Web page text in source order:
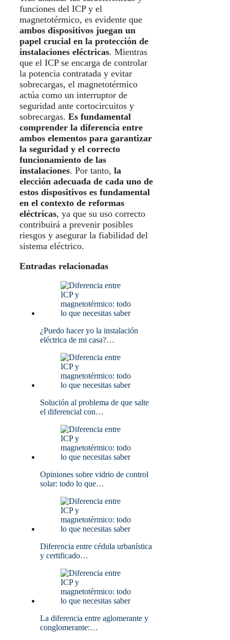
funciones del ICP y el
magnetotérmico, es evidente que
ambos dispositivos juegan un
papel crucial en la protección de
instalaciones eléctricas. Mientras
que el ICP se encarga de controlar
la potencia contratada y evitar
sobrecargas, el magnetotérmico
actúa como un interruptor de
seguridad ante cortocircuitos y
sobrecargas. Es fundamental
comprender la diferencia entre
ambos elementos para garantizar
la seguridad y el correcto
funcionamiento de las
instalaciones. Por tanto, la
elección adecuada de cada uno de
estos dispositivos es fundamental
en el contexto de reformas
eléctricas, ya que su uso correcto
contribuirá a prevenir posibles
riesgos y asegurar la fiabilidad del
sistema eléctrico.
Entradas relacionadas
¿Puedo hacer yo la instalación
eléctrica de mi casa?…
Solución al problema de que salte
el diferencial con…
Opiniones sobre vidrio de control
solar: todo lo que…
Diferencia entre cédula urbanística
y certificado…
La diferencia entre aglomerante y
conglomerante:…